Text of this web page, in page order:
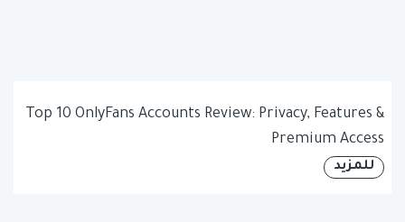
Top 10 OnlyFans Accounts Review: Privacy, Features &
Premium Access
للمزيد